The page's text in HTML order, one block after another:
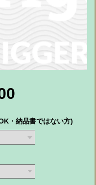
・納品書ではない方)